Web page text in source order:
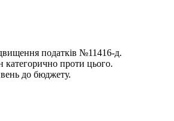
податків №11416-д.
категорично проти цього.
до бюджету.